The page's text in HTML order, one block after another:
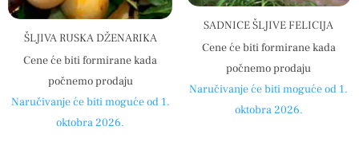
ŠLJIVA RUSKA DŽENARIKA
Cene će biti formirane kada
počnemo prodaju
Naručivanje će biti moguće od 1.
oktobra 2026.
SADNICE ŠLJIVE FELICIJA
Cene će biti formirane kada
počnemo prodaju
Naručivanje će biti moguće od 1.
oktobra 2026.